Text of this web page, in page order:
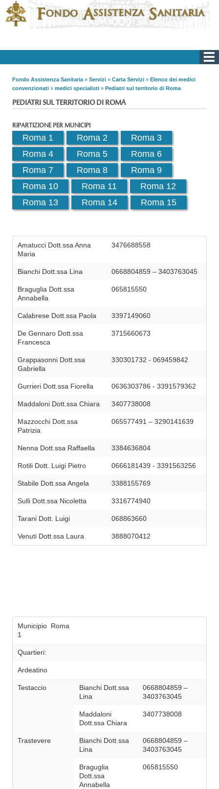
Fondo Assistenza Sanitaria » Servizi » Carta Servizi » Elenco dei medici
convenzionati » medici specialisti » Pediatri sul territorio di Roma
PEDIATRI SUL TERRITORIO DI ROMA
RIPARTIZIONE PER MUNICIPI
Roma 1 Roma 2
Roma 3
Roma 4
Roma 5
Roma 6
Roma 7
Roma 8
Roma 9
Roma 10
Roma 11
Roma 12
Roma 13
Roma 14 Roma 15
Amatucci Dott.ssa Anna
Maria
3476688558
Bianchi Dott.ssa Lina 0668804859 – 3403763045
Braguglia Dott.ssa
Annabella
065815550
Calabrese Dott.ssa Paola 3397149060
De Gennaro Dott.ssa
Francesca
3715660673
Grappasonni Dott.ssa
Gabriella
330301732 - 069459842
Gurrieri Dott.ssa Fiorella 0636303786 - 3391579362
Maddaloni Dott.ssa Chiara 3407738008
Mazzocchi Dott.ssa
Patrizia
065577491 – 3290141639
Nenna Dott.ssa Raffaella 3384636804
Rotili Dott. Luigi Pietro 0666181439 - 3391563256
Stabile Dott.ssa Angela 3388155769
Sulli Dott.ssa Nicoletta 3316774940
Tarani Dott. Luigi 068863660
Venuti Dott.ssa Laura 3888070412
Municipio Roma
1
Quartieri:
Ardeatino
Testaccio
Bianchi Dott.ssa
Lina
0668804859 –
3403763045
Maddaloni
Dott.ssa Chiara
3407738008
Trastevere
Bianchi Dott.ssa
Lina
0668804859 –
3403763045
Braguglia
Dott.ssa
Annabella
065815550